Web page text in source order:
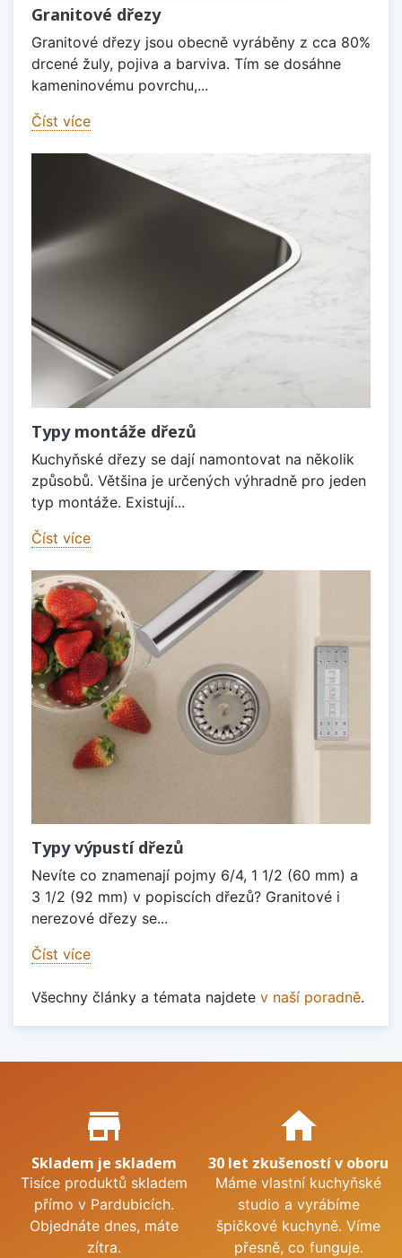
Granitové dřezy
Granitové dřezy jsou obecně vyráběny z cca 80%
drcené žuly, pojiva a barviva. Tím se dosáhne
kameninovému povrchu,...
Číst více
Typy montáže dřezů
Kuchyňské dřezy se dají namontovat na několik
způsobů. Většina je určených výhradně pro jeden
typ montáže. Existují...
Číst více
Typy výpustí dřezů
Nevíte co znamenají pojmy 6/4, 1 1/2 (60 mm) a
3 1/2 (92 mm) v popiscích dřezů? Granitové i
nerezové dřezy se...
Číst více
Všechny články a témata najdete v naší poradně.
Proč nakupovat u nás?
store_mall_directory
Skladem je skladem
Tisíce produktů skladem
přímo v Pardubicích.
Objednáte dnes, máte
zítra.
home
30 let zkušeností v oboru
Máme vlastní kuchyňské
studio a vyrábíme
špičkové kuchyně. Víme
přesně, co funguje.